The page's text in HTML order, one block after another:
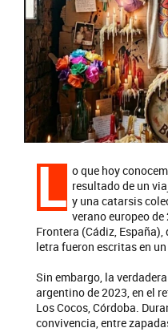
L o que hoy
resultado de un
y una catarsis
verano europeo
Frontera (Cádiz,
letra fueron escritas en
Sin embargo, la
argentino de 2023, en el
Los Cocos, Córdoba.
convivencia, entre